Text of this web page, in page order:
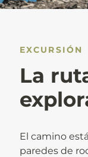
EXCURSIÓN
La
El camino
paredes de